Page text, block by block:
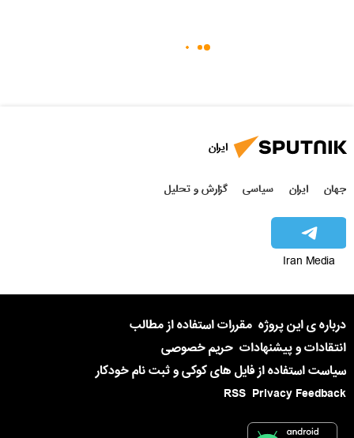
ایران
جهان ایران سیاسی گزارش و تحلیل
Iran Media
درباره ی این پروژه مقررات استفاده از مطالب
انتقادات و پیشنهادات حریم خصوصی
سیاست استفاده از فایل های کوکی و ثبت نام خودکار
Privacy Feedback
RSS